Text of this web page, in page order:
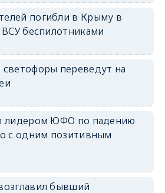
погибли в Крыму в
ВСУ беспилотниками
светофоры переведут на
лидером ЮФО по падению
с одним позитивным
бывший